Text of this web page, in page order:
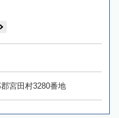
宮田村3280番地